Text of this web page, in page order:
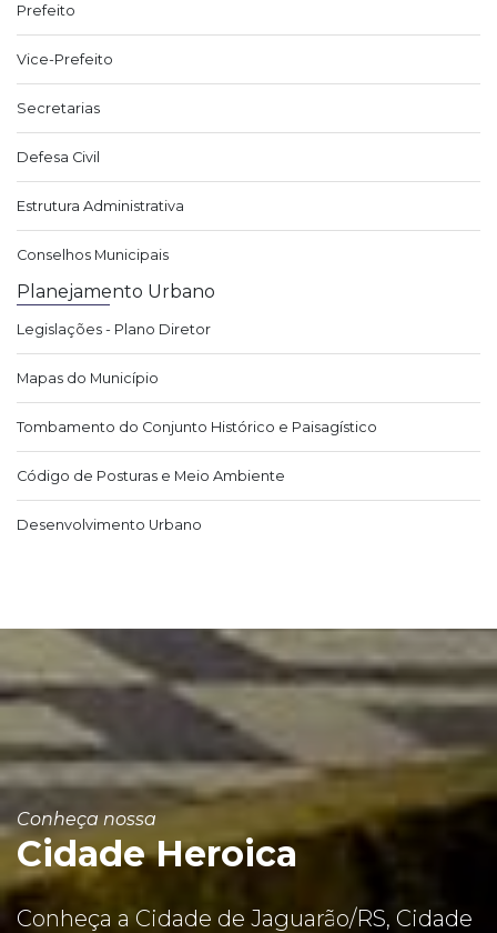
Prefeito
Vice-Prefeito
Secretarias
Defesa Civil
Estrutura Administrativa
Conselhos Municipais
Planejamento Urbano
Legislações - Plano Diretor
Mapas do Município
Tombamento do Conjunto Histórico e Paisagístico
Código de Posturas e Meio Ambiente
Desenvolvimento Urbano
Conheça nossa
Cidade Heroica
Conheça a Cidade de Jaguarão/RS, Cidade